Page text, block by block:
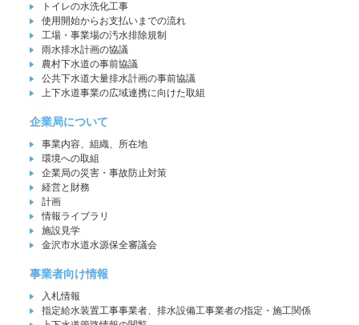
トイレの水洗化工事
使用開始からお支払いまでの流れ
工場・事業場の汚水排除規制
雨水排水計画の協議
農村下水道の事前協議
公共下水道大量排水計画の事前協議
上下水道事業の広域連携に向けた取組
企業局について
事業内容、組織、所在地
環境への取組
企業局の災害・事故防止対策
経営と財務
計画
情報ライブラリ
施設見学
金沢市水道水源保全審議会
事業者向け情報
入札情報
指定給水装置工事事業者、排水設備工事業者の指定・施工関係